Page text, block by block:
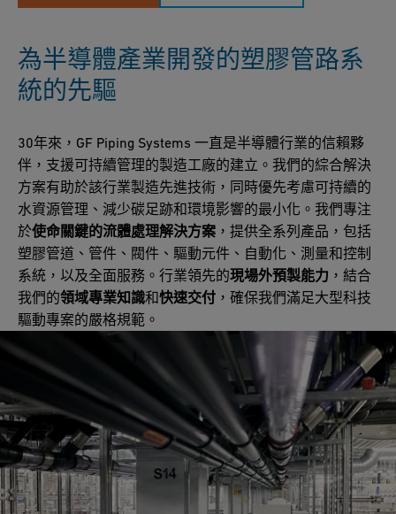
為半導體產業開發的塑膠管路系
統的先驅
30年來，GF Piping Systems 一直是半導體行業的信賴夥
伴，支援可持續管理的製造工廠的建立。我們的綜合解決
方案有助於該行業製造先進技術，同時優先考慮可持續的
水資源管理、減少碳足跡和環境影響的最小化。我們專注
於使命關鍵的流體處理解決方案 ，提供全系列產品，包括
塑膠管道、管件、閥件、驅動元件、自動化、測量和控制
系統，以及全面服務。行業領先的現場外預製能力 ，結合
我們的領域專業知識和快速交付 ，確保我們滿足大型科技
驅動專案的嚴格規範。